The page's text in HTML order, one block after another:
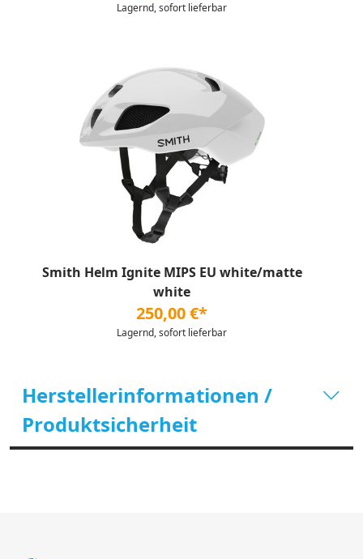
Lagernd, sofort lieferbar
Smith Helm Ignite MIPS EU white/matte
white
250,00 €*
Lagernd, sofort lieferbar
Herstellerinformationen /
Produktsicherheit